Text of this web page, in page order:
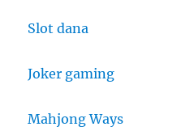
Slot dana
Joker gaming
Mahjong Ways